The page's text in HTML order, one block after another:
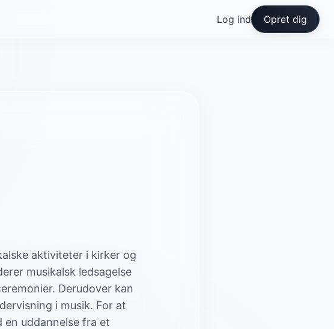
Log ind Opret dig
aktiviteter i kirker og
musikalsk ledsagelse
Derudover kan
i musik. For at
uddannelse fra et